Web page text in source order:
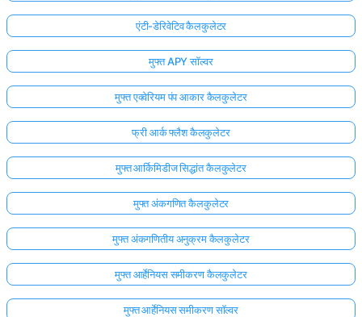
एंटी-डेरिवेटिव कैलकुलेटर
मुफ्त APY सॉल्वर
मुफ्त एक्वेरियम पंप आकार कैलकुलेटर
फ्री आर्क फ्लैश कैलकुलेटर
मुफ्त आर्किमिडीज सिद्धांत कैलकुलेटर
मुफ्त अंकगणित कैलकुलेटर
मुफ्त अंकगणितीय अनुक्रम कैलकुलेटर
मुफ्त आर्हेनियस समीकरण कैलकुलेटर
मुफ्त आर्हेनियस समीकरण सॉल्वर